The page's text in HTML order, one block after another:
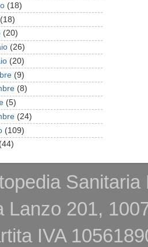
(18)
(18)
(20)
(26)
(20)
(9)
(8)
(5)
(24)
(109)
(44)
Sanitaria
Lanzo 201,
IVA